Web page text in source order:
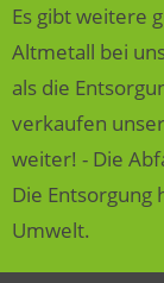
Es gibt weitere
Altmetall bei
als die
verkaufen
weiter! - Die
Die Entsorgung
Umwelt.